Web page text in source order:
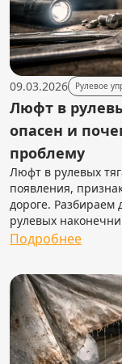
09.03.2026 Рулевое
Люфт в
опасен и
проблему
Люфт в рулевых
появления,
дороге. Разбираем
рулевых
Подробнее